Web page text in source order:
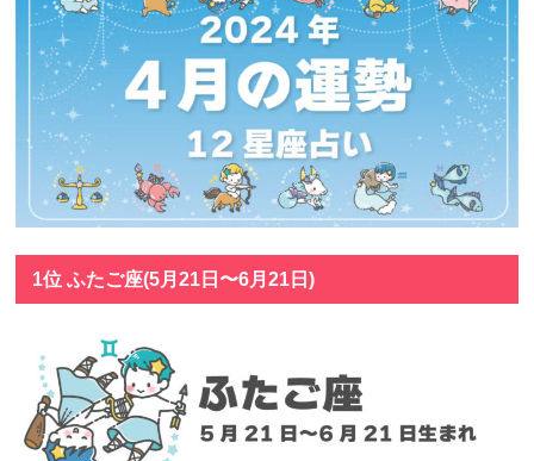
1位 ふたご座(5月21日〜6月21日)